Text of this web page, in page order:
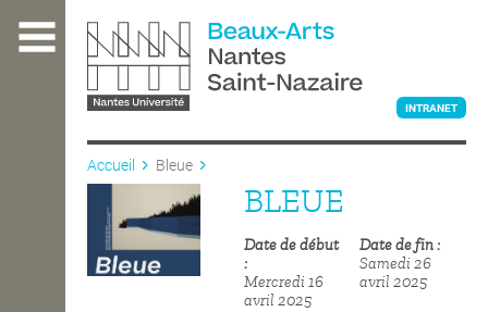
contenu
L'ÉCOLE
INTRANET
Accueil Bleue
BLEUE
Date de début
Mercredi 16
avril 2025
Date de fin
Samedi 26
avril 2025